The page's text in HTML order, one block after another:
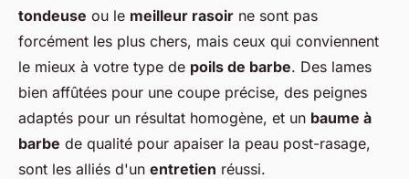
tondeuse ou le meilleur rasoir ne sont pas
forcément les plus chers, mais ceux qui conviennent
le mieux à votre type de poils de barbe. Des lames
bien affûtées pour une coupe précise, des peignes
adaptés pour un résultat homogène, et un baume à
barbe de qualité pour apaiser la peau post-rasage,
sont les alliés d'un entretien réussi.